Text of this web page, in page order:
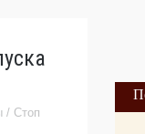
/ Стоп